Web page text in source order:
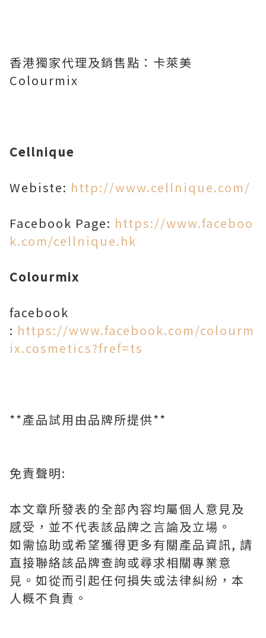
香港獨家代理及銷售點：卡萊美
Colourmix
Cellnique
Webiste: http://www.cellnique.com/
Facebook Page: https://www.faceboo
k.com/cellnique.hk
Colourmix
facebook
: https://www.facebook.com/colourm
ix.cosmetics?fref=ts
**產品試用由品牌所提供**
免責聲明:
本文章所發表的全部內容均屬個人意見及
感受，並不代表該品牌之言論及立場。
如需協助或希望獲得更多有關產品資訊, 請
直接聯絡該品牌查詢或尋求相關專業意
見。如從而引起任何損失或法律糾紛，本
人概不負責。